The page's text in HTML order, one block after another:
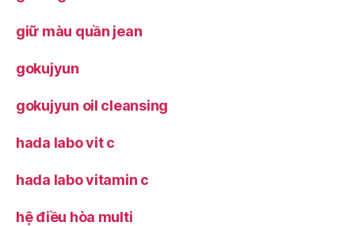
giữ màu quần jean
gokujyun
gokujyun oil cleansing
hada labo vit c
hada labo vitamin c
hệ điều hòa multi